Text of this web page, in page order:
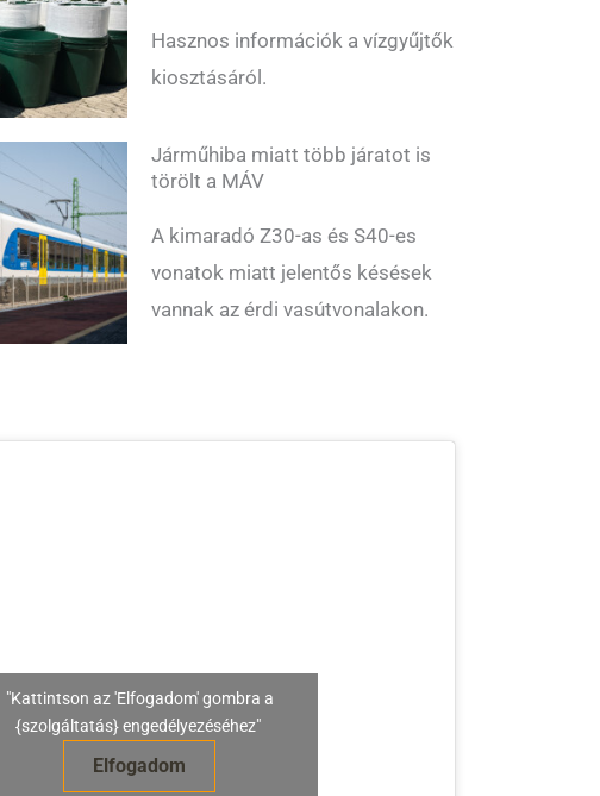
Hasznos információk a vízgyűjtők
kiosztásáról.
Járműhiba miatt több járatot is
törölt a MÁV
A kimaradó Z30-as és S40-es
vonatok miatt jelentős késések
vannak az érdi vasútvonalakon.
"Kattintson az 'Elfogadom' gombra a
{szolgáltatás} engedélyezéséhez"
Elfogadom